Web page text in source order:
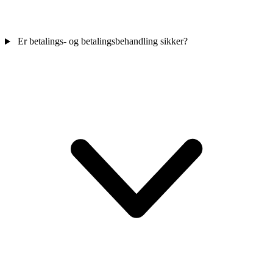
Er betalings- og betalingsbehandling sikker?